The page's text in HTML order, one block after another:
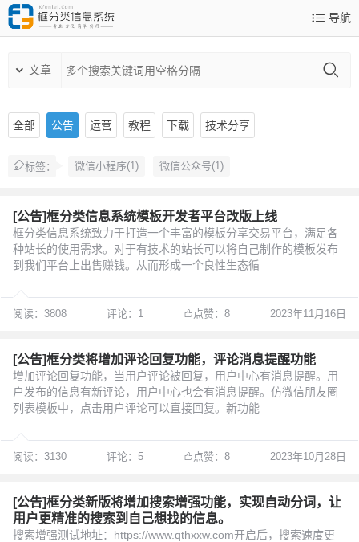
导航
文章
全部 公告 运营 教程 下载 技术分享
标签： 微信小程序(1) 微信公众号(1)
[公告]框分类信息系统模板开发者平台改版上线
框分类信息系统致力于打造一个丰富的模板分享交易平台，满足各
种站长的使用需求。对于有技术的站长可以将自己制作的模板发布
到我们平台上出售赚钱。从而形成一个良性生态循
阅读：3808 评论：1 点赞：8 2023年11月16日
[公告]框分类将增加评论回复功能，评论消息提醒功能
增加评论回复功能，当用户评论被回复，用户中心有消息提醒。用
户发布的信息有新评论，用户中心也会有消息提醒。仿微信朋友圏
列表模板中，点击用户评论可以直接回复。新功能
阅读：3130 评论：5 点赞：8 2023年10月28日
[公告]框分类新版将增加搜索增强功能，实现自动分词，让
用户更精准的搜索到自己想找的信息。
搜索增强测试地址：https://www.qthxxw.com开启后，搜索速度更